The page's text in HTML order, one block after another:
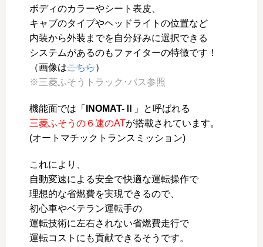
ボディのカラーやシート表皮、
キャブのタイプやヘッドライトの位置など
内装から外装までを自分好みに選択できる
システムがあるのもファイターの特徴です！
（画像はこちら）
※三菱ふそうトラック･バス参照
機能面では「 INOMAT-Ⅱ
」と呼ばれる
三菱ふそうの６速のATが搭載されています。
(オートマチックトランスミッション)
これにより、
自動変速による安全で快適な運転操作で
理想的な省燃費を実現できるので、
初心車やベテラン運転手の
運転技術に左右されない省燃費走行で
運転コストにも貢献できるそうです。